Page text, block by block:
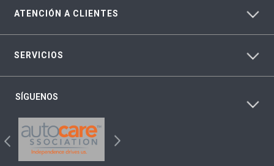
ATENCIÓN A CLIENTES
SERVICIOS
SÍGUENOS